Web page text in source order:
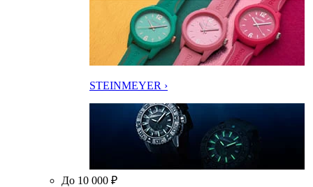
STEINMEYER ›
До 10 000 ₽